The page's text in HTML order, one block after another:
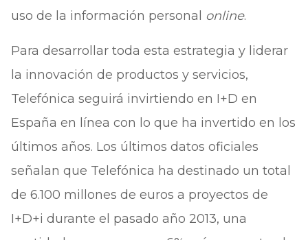
uso de la información personal online.
Para desarrollar toda esta estrategia y liderar
la innovación de productos y servicios,
Telefónica seguirá invirtiendo en I+D en
España en línea con lo que ha invertido en los
últimos años. Los últimos datos oficiales
señalan que Telefónica ha destinado un total
de 6.100 millones de euros a proyectos de
I+D+i durante el pasado año 2013, una